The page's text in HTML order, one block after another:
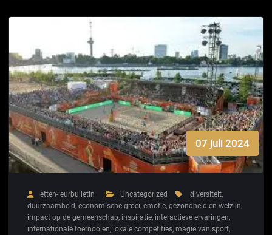
07 juli 2024
etten-leurbulletin Uncategorized diversiteit,
duurzaamheid, economische groei, emotie, gezondheid en welzijn,
impact op de gemeenschap, inspiratie, interactieve ervaringen,
internationale toernooien, lokale competities, magie van sport,